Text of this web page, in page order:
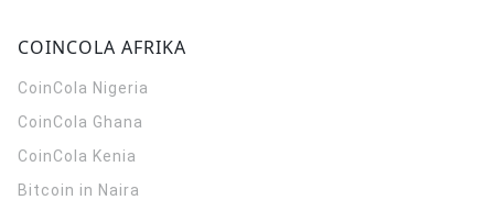
COINCOLA AFRIKA
CoinCola Nigeria
CoinCola Ghana
CoinCola Kenia
Bitcoin in Naira